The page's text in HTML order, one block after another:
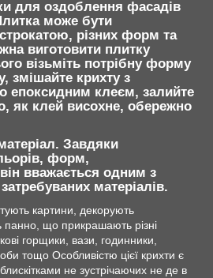
для оздоблення фасадів
може бути
різних форм та
виготовити плитку
візьміть потрібну форму
змішайте крихту з
епоксидним клеєм, залийте
як клей висохне, обережно
Завдяки
форм,
вважається одним з
матеріалів.
картини, декорують
панно, що прикрашають різні
горщики, вази, годинники,
тощо Особливістю цієї крихти є
не зустрічаючих не де в